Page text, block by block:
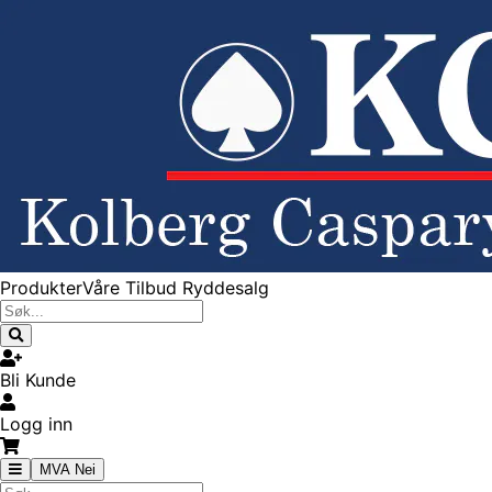
ProdukterVåre Tilbud Ryddesalg
Bli Kunde
Logg inn
MVA Nei